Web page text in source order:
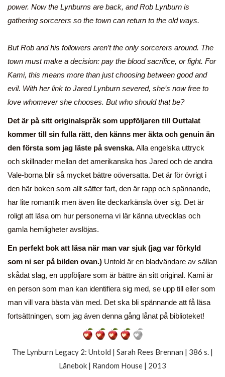
power. Now the Lynburns are back, and Rob Lynburn is
gathering sorcerers so the town can return to the old ways.
But Rob and his followers aren’t the only sorcerers around. The
town must make a decision: pay the blood sacrifice, or fight. For
Kami, this means more than just choosing between good and
evil. With her link to Jared Lynburn severed, she’s now free to
love whomever she chooses. But who should that be?
Det är på sitt originalspråk som uppföljaren till Outtalat
kommer till sin fulla rätt, den känns mer äkta och genuin än
den första som jag läste på svenska.Alla engelska uttryck
och skillnader mellan det amerikanska hos Jared och de andra
Vale-borna blir så mycket bättre oöversatta. Det är för övrigt i
den här boken som allt sätter fart, den är rapp och spännande,
har lite romantik men även lite deckarkänsla över sig. Det är
roligt att läsa om hur personerna vi lär känna utvecklas och
gamla hemligheter avslöjas.
En perfekt bok att läsa när man var sjuk (jag var förkyld
som ni ser på bilden ovan.) Untold är en bladvändare av sällan
skådat slag, en uppföljare som är bättre än sitt original. Kami är
en person som man kan identifiera sig med, se upp till eller som
man vill vara bästa vän med. Det ska bli spännande att få läsa
fortsättningen, som jag även denna gång lånat på biblioteket!
The Lynburn Legacy 2: Untold | Sarah Rees Brennan | 386 s. |
Lånebok | Random House | 2013